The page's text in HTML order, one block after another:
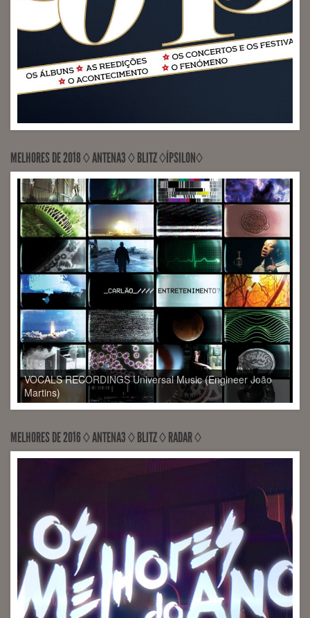
MELHORES DE 2018 ◊ ANTENA3 ◊ BLITZ ◊ÍPSILON◊
Provisional Figures de Marco Martins (Engineer Sérgio
Milhano)
MELHORES DE 2016 ◊ ANTENA3 ◊ BLITZ ◊ RADAR ◊